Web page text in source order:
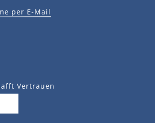
per E-Mail
Vertrauen